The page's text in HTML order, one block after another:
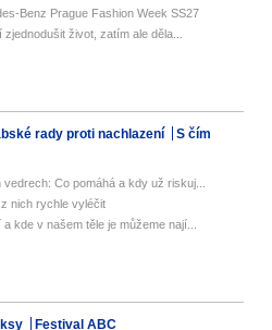
Benz Prague Fashion Week SS27
život, zatím ale děla...
rady proti nachlazení
S čím
Co pomáhá a kdy už riskuj...
nich rychle vyléčit
kde v našem těle je můžeme nají...
Festival ABC